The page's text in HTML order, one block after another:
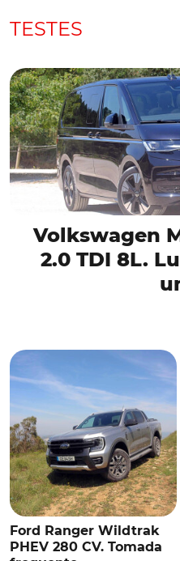
TESTES
Volkswagen
2.0 TDI 8L.
Ford Ranger Wildtrak
PHEV 280 CV. Tomada